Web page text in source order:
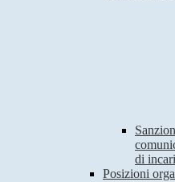
di
Posizioni